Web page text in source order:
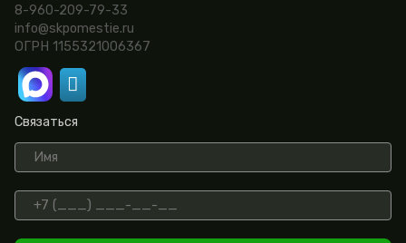
8-960-209-79-33
info@skpomestie.ru
ОГРН 1155321006367
Связаться